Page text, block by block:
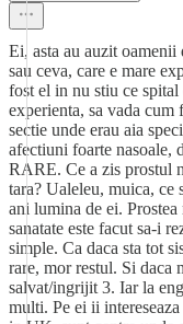
Ei, asta au auzit
sau ceva, care e mare
fost el in nu stiu ce
experienta, sa vada cum
sectie unde erau aia
afectiuni foarte nasoale,
RARE. Ce a zis prostul
tara? Ualeleu, muica, ce
ani lumina de ei.
sanatate este facut sa-i
simple. Ca daca sta tot
rare, mor restul. Si daca
salvat/ingrijit 3. Iar la
multi. Pe ei ii